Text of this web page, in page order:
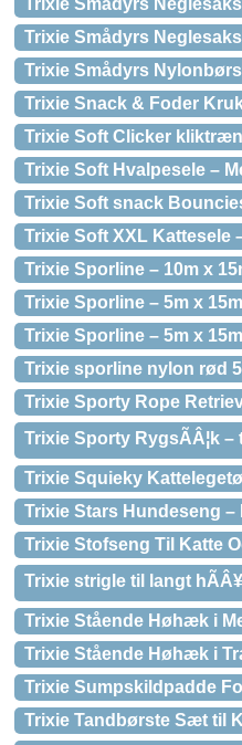
Trixie Smådyrs
Trixie Smådyrs
Trixie Smådyrs
Trixie Snack & Foder
Trixie Soft Clicker
Trixie Soft Hvalpesele –
Trixie Soft snack
Trixie Soft XXL Kattesele
Trixie Sporline – 10m x
Trixie Sporline – 5m x
Trixie Sporline – 5m x
Trixie sporline nylon rød
Trixie Sporty Rope
Trixie Sporty RygsÃÂ¦k
Trixie Squieky
Trixie Stars Hundeseng
Trixie Stofseng Til Katte
Trixie strigle til langt
Trixie Stående Høhæk i
Trixie Stående Høhæk i
Trixie Sumpskildpadde
Trixie Tandbørste Sæt til